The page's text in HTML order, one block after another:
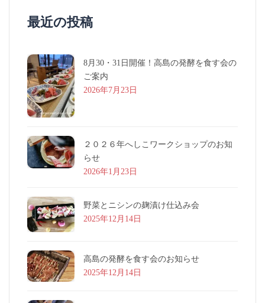
最近の投稿
8月30・31日開催！高島の発酵を食す会の
ご案内
2026年7月23日
２０２６年へしこワークショップのお知
らせ
2026年1月23日
野菜とニシンの麹漬け仕込み会
2025年12月14日
高島の発酵を食す会のお知らせ
2025年12月14日